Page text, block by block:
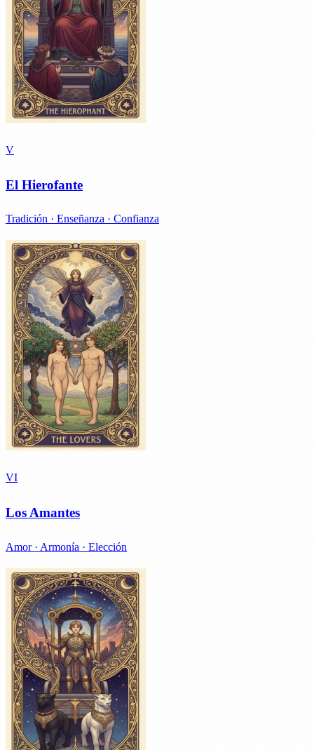
V
El Hierofante
Tradición · Enseñanza · Confianza
VI
Los Amantes
Amor · Armonía · Elección